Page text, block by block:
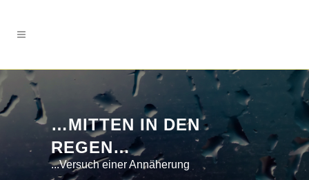
…MITTEN IN DEN
REGEN…
...Versuch einer Annäherung